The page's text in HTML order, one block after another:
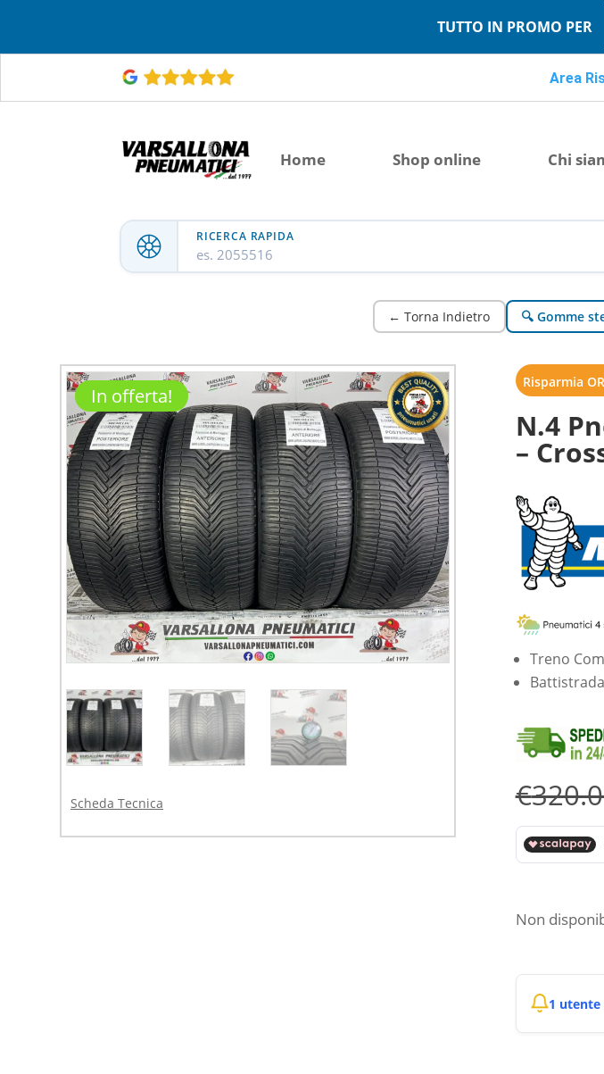
TUTTO IN PROMO PER
Area
Home Shop online Chi
RICERCA RAPIDA
es. 2055516
← Torna Indietro 🔍 Gomme
In offerta!
Scheda Tecnica
Risparmia
N.4
–
Treno
€
Non
1 utente